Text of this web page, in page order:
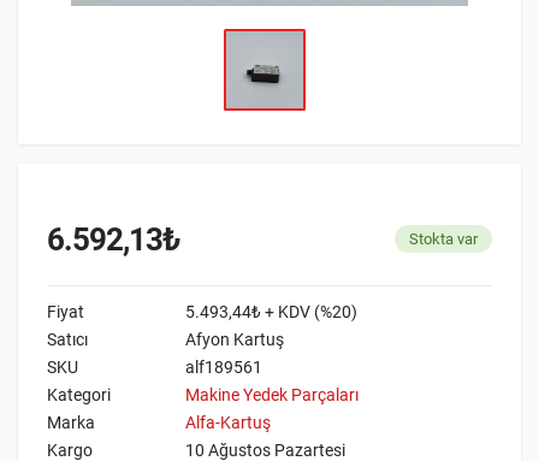
6.592,13₺ Stokta var
Fiyat
5.493,44₺ + KDV (%20)
Satıcı
Afyon Kartuş
SKU
alf189561
Kategori
Makine Yedek Parçaları
Marka
Alfa-Kartuş
Kargo
10 Ağustos Pazartesi